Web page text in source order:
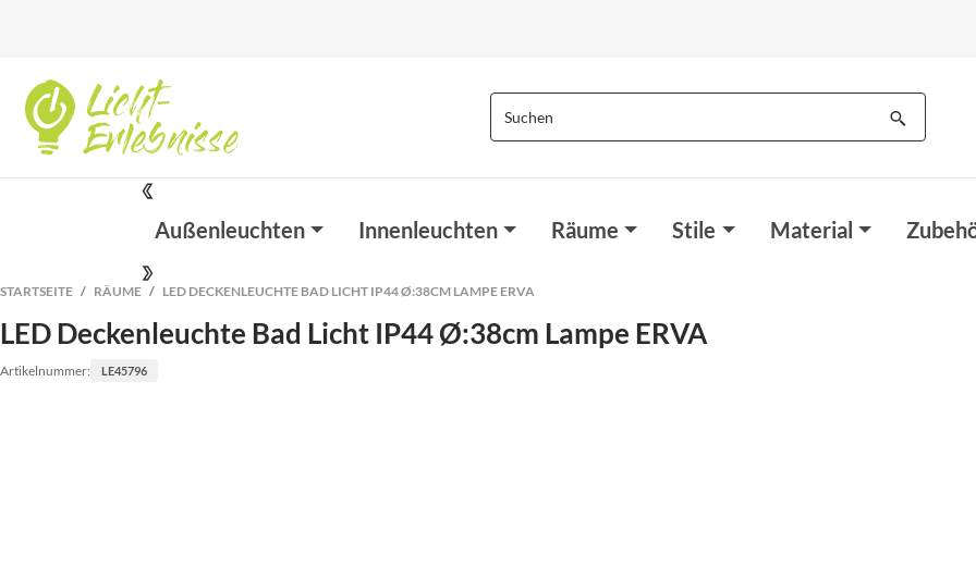
Außenleuchten Innenleuchten Räume Stile Material
STARTSEITE RÄUME LED DECKENLEUCHTE BAD LICHT IP44 Ø:38CM LAMPE ERVA
LED Deckenleuchte Bad Licht IP44 Ø:38cm Lampe ERVA
Artikelnummer: LE45796